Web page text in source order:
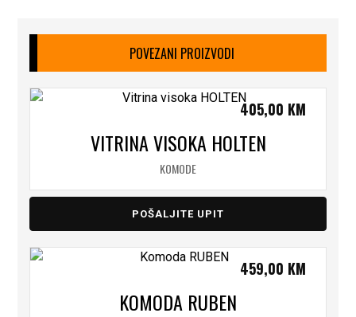
POVEZANI PROIZVODI
VITRINA VISOKA HOLTEN
KOMODE
405,00 KM
POŠALJITE UPIT
KOMODA RUBEN
459,00 KM